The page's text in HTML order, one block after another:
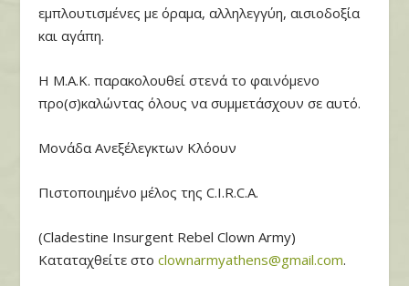
εμπλουτισμένες με όραμα, αλληλεγγύη, αισιοδοξία
και αγάπη.
Η Μ.Α.Κ. παρακολουθεί στενά το φαινόμενο
προ(σ)καλώντας όλους να συμμετάσχουν σε αυτό.
Μονάδα Ανεξέλεγκτων Κλόουν
Πιστοποιημένο μέλος της C.I.R.C.A.
(Cladestine Insurgent Rebel Clown Army)
Καταταχθείτε στοclownarmyathens@gmail.com.